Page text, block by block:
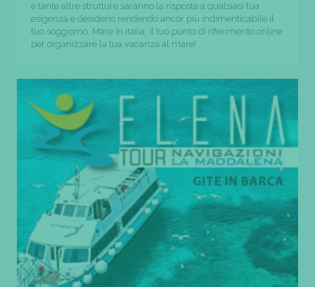
e tante altre strutture saranno la risposta a qualsiasi tua
esigenza e desiderio rendendo ancor più indimenticabile il
tuo soggiorno. Mare in italia, il tuo punto di riferimento online
per organizzare la tua vacanza al mare!